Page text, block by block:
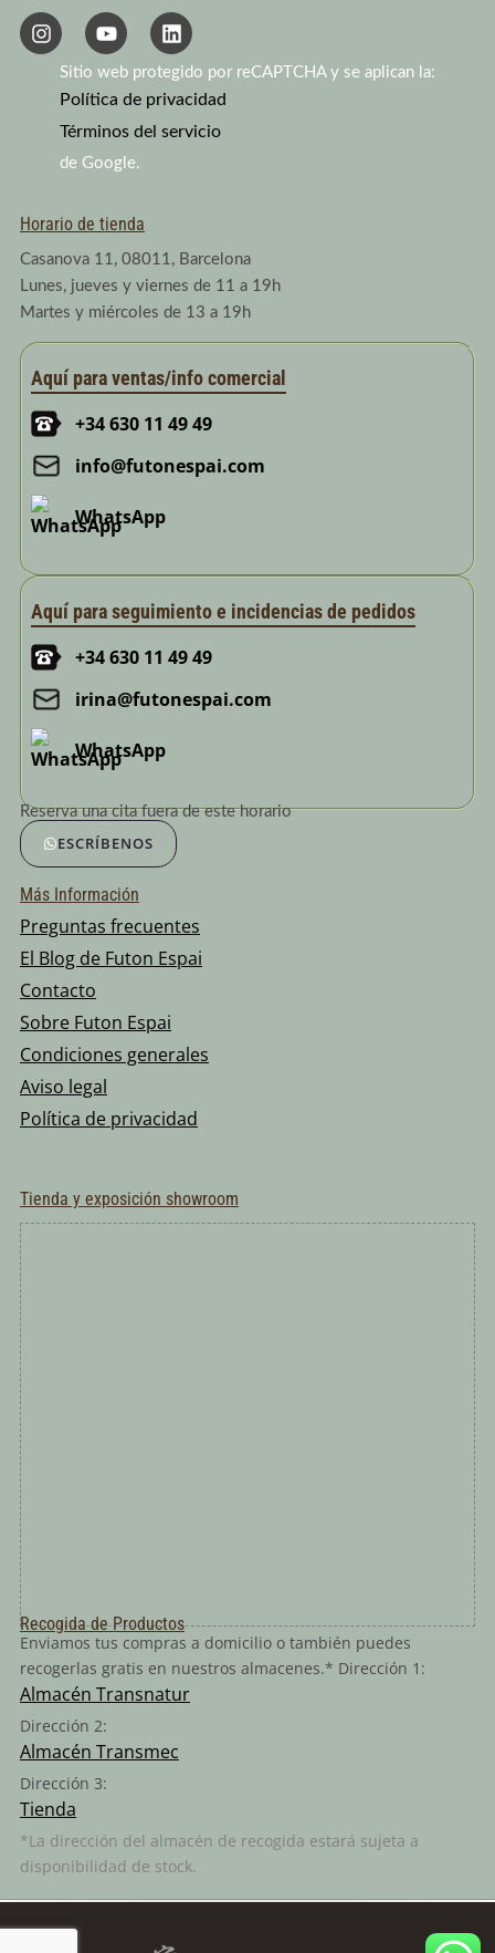
I
n
s
Y
o
u
t
u
b
L
i
n
k
e
d
Sitio web protegido por reCAPTCHA y se aplican la:
Política de privacidad
Términos del servicio
de Google.
Horario de tienda
Casanova 11, 08011, Barcelona
Lunes, jueves y viernes de 11 a 19h
Martes y miércoles de 13 a 19h
Aquí para ventas/info comercial
+34 630 11 49 49
info@futonespai.com
WhatsApp
Aquí para seguimiento e incidencias de pedidos
+34 630 11 49 49
irina@futonespai.com
WhatsApp
Reserva una cita fuera de este horario
ESCRÍBENOS
Más Información
Preguntas frecuentes
El Blog de Futon Espai
Contacto
Sobre Futon Espai
Condiciones generales
Aviso legal
Política de privacidad
Tienda y exposición showroom
Recogida de Productos
Enviamos tus compras a domicilio o también puedes
recogerlas gratis en nuestros almacenes.* Dirección 1:
Almacén Transnatur
Dirección 2:
Almacén Transmec
Dirección 3:
Tienda
*La dirección del almacén de recogida estará sujeta a
disponibilidad de stock.